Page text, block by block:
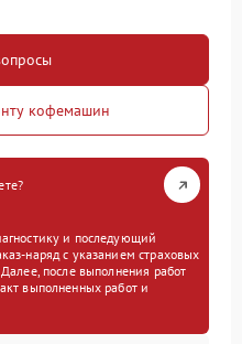
кофемашин
и последующий
наряд с указанием страховых
после выполнения работ
выполненных работ и